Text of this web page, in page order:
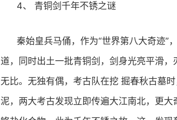
4、 青铜剑千年不锈之谜
秦始皇兵马俑，作为“世界第八大奇迹”
道，同时出土一批青铜剑，剑身光亮平滑
无比。无独有偶，考古队在挖 掘春秋古墓
泥，两大考古发现立即传遍大江南北，更